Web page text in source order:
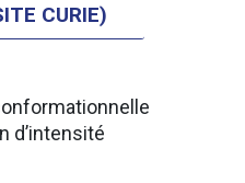
CURIE)
d’intensité